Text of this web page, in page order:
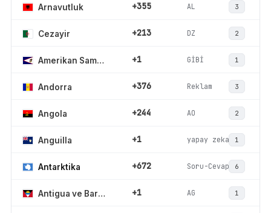
Arnavutluk +355 AL 3
Cezayir +213 DZ 2
Amerikan Samoası +1 GİBİ 1
Andorra +376 Reklam 3
Angola +244 AO 2
Anguilla +1 yapay zeka 1
Antarktika +672 Soru-Cevap 6
Antigua ve Barbuda +1 AG 1